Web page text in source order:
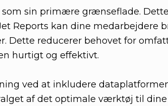
sin primære grænseflade.
Reports kan dine medarbejdere
Dette reducerer behovet for
hurtigt og effektivt.
ved at inkludere
af det optimale værktøj til